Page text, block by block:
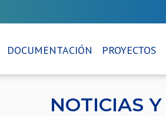
DOCUMENTACIÓN PROYECTOS
NOTICIAS